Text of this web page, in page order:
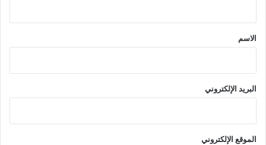
*
الاسم
البريد الإلكتروني
الموقع الإلكتروني